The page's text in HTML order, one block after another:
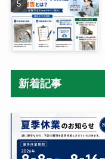
新着記事